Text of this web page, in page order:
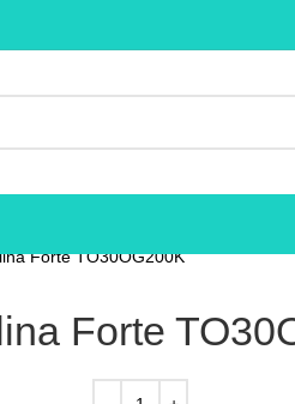
Forte TO30OG200K
Forte